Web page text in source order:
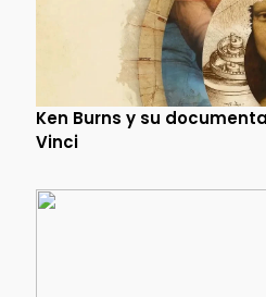
Ken Burns y su
Vinci